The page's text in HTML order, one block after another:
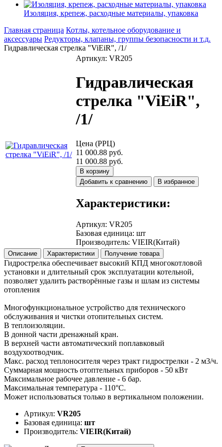
Изоляция, крепеж, расходные материалы, упаковка
Главная страница Котлы, котельное оборудование и
аксессуары Редукторы, клапаны, группы безопасности и т.д.
Гидравлическая стрелка "ViEiR", /1/
Артикул: VR205
Гидравлическая
стрелка "ViEiR",
/1/
Цена (РРЦ)
11 000.88 руб.
11 000.88 руб.
В корзину
Добавить к сравнению
В избранное
Характеристики:
Артикул: VR205
Базовая единица: шт
Производитель: VIEIR(Китай)
Описание Характеристики Получение товара
Гидрострелка обеспечивает высокий КПД многокотловой
установки и длительный срок эксплуатации котельной,
позволяет удалить растворённые газы и шлам из системы
отопления
Многофункциональное устройство для технического
обслуживания и чистки отопительных систем.
В теплоизоляции.
В донной части дренажный кран.
В верхней части автоматический поплавковый
воздухоотводчик.
Макс. расход теплоносителя через тракт гидрострелки - 2 м3/ч.
Суммарная мощность отоптельных приборов - 50 кВт
Максимальное рабочее давление - 6 бар.
Максимальная температура - 110°C.
Может использоваться только в вертикальном положении.
Артикул: VR205
Базовая единица: шт
Производитель: VIEIR(Китай)